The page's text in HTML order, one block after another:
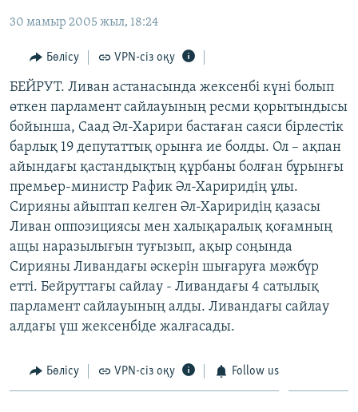
Skip
Search
ӘЛЕУМЕТ
ӘЛЕМ
АРНАЙЫ ЖОБАЛАР
Русский
ЖАЗЫЛЫҢЫЗ
Басқа тілдерде
30 мамыр 2005 жыл, 18:24
Бөлісу VPN-сіз оқу
БЕЙРУТ. Ливан астанасында жексенбі күні болып
өткен парламент сайлауының ресми қорытындысы
бойынша, Саад Әл-Харири бастаған саяси бірлестік
барлық 19 депутаттық орынға ие болды. Ол – ақпан
айындағы қастандықтың құрбаны болған бұрынғы
премьер-министр Рафик Әл-Хариридің ұлы.
Сирияны айыптап келген Әл-Хариридің қазасы
Ливан оппозициясы мен халықаралық қоғамның
ащы наразылығын туғызып, ақыр соңында
Сирияны Ливандағы әскерін шығаруға мәжбүр
етті. Бейруттағы сайлау - Ливандағы 4 сатылық
парламент сайлауының алды. Ливандағы сайлау
алдағы үш жексенбіде жалғасады.
Бөлісу VPN-сіз оқу Follow us